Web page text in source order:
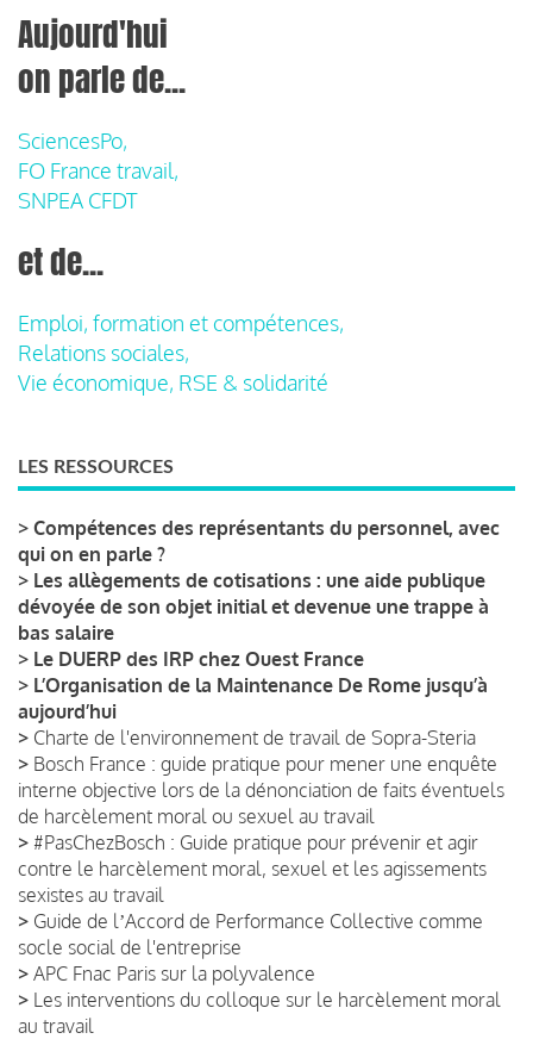
Aujourd'hui
on parle de...
SciencesPo,
FO France travail,
SNPEA CFDT
et de...
Emploi, formation et compétences,
Relations sociales,
Vie économique, RSE & solidarité
LES RESSOURCES
> Compétences des représentants du personnel, avec
qui on en parle ?
> Les allègements de cotisations : une aide publique
dévoyée de son objet initial et devenue une trappe à
bas salaire
> Le DUERP des IRP chez Ouest France
> L’Organisation de la Maintenance De Rome jusqu’à
aujourd’hui
> Charte de l'environnement de travail de Sopra-Steria
> Bosch France : guide pratique pour mener une enquête
interne objective lors de la dénonciation de faits éventuels
de harcèlement moral ou sexuel au travail
> #PasChezBosch : Guide pratique pour prévenir et agir
contre le harcèlement moral, sexuel et les agissements
sexistes au travail
> Guide de lʼAccord de Performance Collective comme
socle social de l'entreprise
> APC Fnac Paris sur la polyvalence
> Les interventions du colloque sur le harcèlement moral
au travail